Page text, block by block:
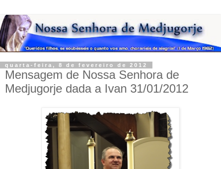
quarta-feira, 8 de fevereiro de 2012
Mensagem de Nossa Senhora de
Medjugorje dada a Ivan 31/01/2012